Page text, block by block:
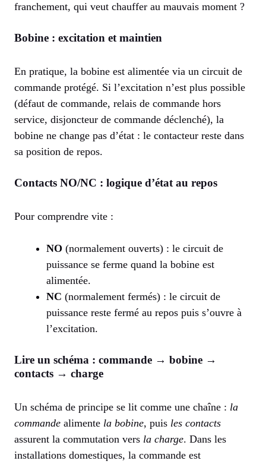
franchement, qui veut chauffer au mauvais moment ?
Bobine : excitation et maintien
En pratique, la bobine est alimentée via un circuit de
commande protégé. Si l’excitation n’est plus possible
(défaut de commande, relais de commande hors
service, disjoncteur de commande déclenché), la
bobine ne change pas d’état : le contacteur reste dans
sa position de repos.
Contacts NO/NC : logique d’état au repos
Pour comprendre vite :
NO (normalement ouverts) : le circuit de
puissance se ferme quand la bobine est
alimentée.
NC (normalement fermés) : le circuit de
puissance reste fermé au repos puis s’ouvre à
l’excitation.
Lire un schéma : commande → bobine →
contacts → charge
Un schéma de principe se lit comme une chaîne : la
commande alimente la bobine, puis les contacts
assurent la commutation vers la charge. Dans les
installations domestiques, la commande est